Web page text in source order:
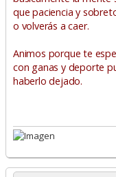
que paciencia y
o volverás a caer.
Animos porque te
con ganas y deporte
haberlo dejado.